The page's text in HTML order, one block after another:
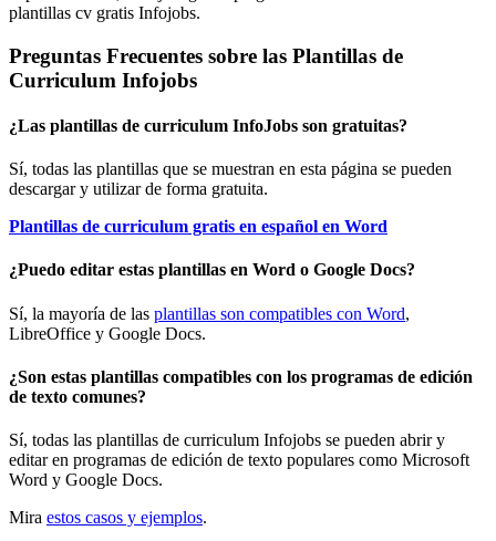
plantillas cv gratis Infojobs.
Preguntas Frecuentes sobre las Plantillas de
Curriculum Infojobs
¿Las plantillas de curriculum InfoJobs son gratuitas?
Sí, todas las plantillas que se muestran en esta página se pueden
descargar y utilizar de forma gratuita.
Plantillas de curriculum gratis en español en Word
¿Puedo editar estas plantillas en Word o Google Docs?
Sí, la mayoría de las plantillas son compatibles con Word,
LibreOffice y Google Docs.
¿Son estas plantillas compatibles con los programas de edición
de texto comunes?
Sí, todas las plantillas de curriculum Infojobs se pueden abrir y
editar en programas de edición de texto populares como Microsoft
Word y Google Docs.
Mira estos casos y ejemplos.